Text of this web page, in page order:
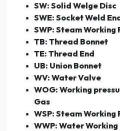
SW: Solid Welge Disc
SWE: Socket Weld
SWP: Steam Working
TB: Thread Bonnet
TE: Thread End
UB: Union Bonnet
WV: Water Valve
WOG: Working
Gas
WSP: Steam Working
WWP: Water Working